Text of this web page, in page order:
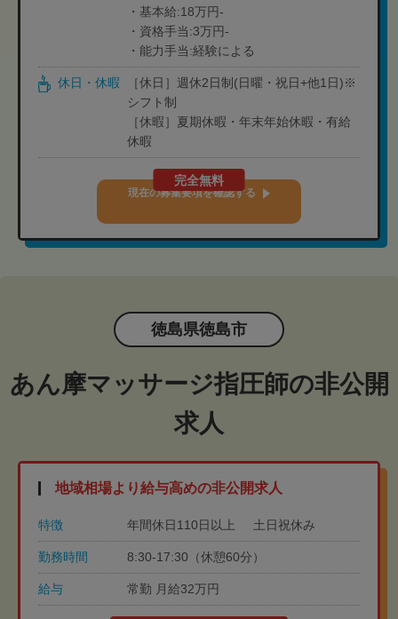
・基本給:18万円-
・資格手当:3万円-
・能力手当:経験による
休日・休暇
［休日］週休2日制(日曜・祝日+他1日)※
シフト制
［休暇］夏期休暇・年末年始休暇・有給
休暇
完全無料
現在の募集要項を確認する
徳島県徳島市
あん摩マッサージ指圧師の非公開
求人
地域相場より給与高めの非公開求人
特徴 年間休日110日以上 土日祝休み
勤務時間 8:30-17:30（休憩60分）
給与 常勤 月給32万円